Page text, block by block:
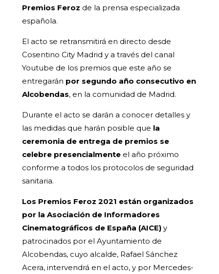
Premios Feroz de la prensa especializada
española.
El acto se retransmitirá en directo desde
Cosentino City Madrid y a través del canal
Youtube de los premios que este año se
entregarán por segundo año consecutivo en
Alcobendas, en la comunidad de Madrid.
Durante el acto se darán a conocer detalles y
las medidas que harán posible que la
ceremonia de entrega de premios se
celebre presencialmenteel año próximo
conforme a todos los protocolos de seguridad
sanitaria.
Los Premios Feroz 2021 están organizados
por la Asociación de Informadores
Cinematográficos de España (AICE)y
patrocinados por el Ayuntamiento de
Alcobendas, cuyo alcalde, Rafael Sánchez
Acera, intervendrá en el acto, y por Mercedes-